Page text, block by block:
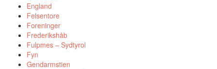
England
Felsentore
Foreninger
Frederikshåb
Fulpmes – Sydtyrol
Fyn
Gendarmstien